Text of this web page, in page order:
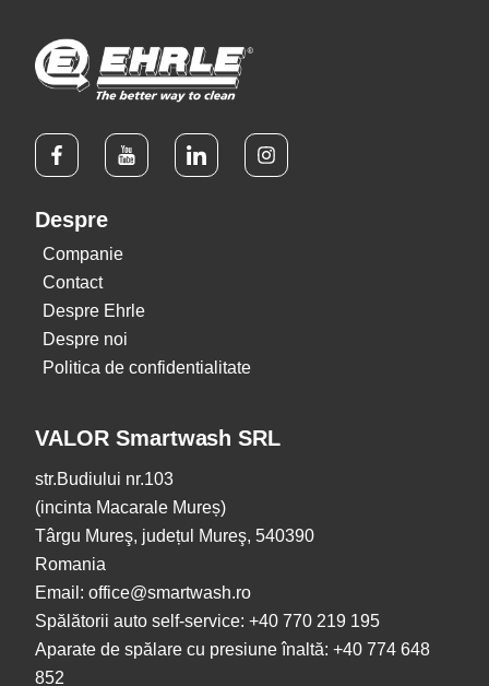
Despre
Companie
Contact
Despre Ehrle
Despre noi
Politica de confidentialitate
VALOR Smartwash SRL
str.Budiului nr.103
(incinta Macarale Mureș)
Târgu Mureş, județul Mureş, 540390
Romania
Email: office@smartwash.ro
Spălătorii auto self-service: +40 770 219 195
Aparate de spălare cu presiune înaltă: +40 774 648
852